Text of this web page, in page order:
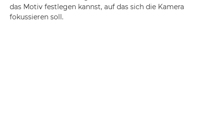
das Motiv festlegen kannst, auf das sich die Kamera
fokussieren soll.